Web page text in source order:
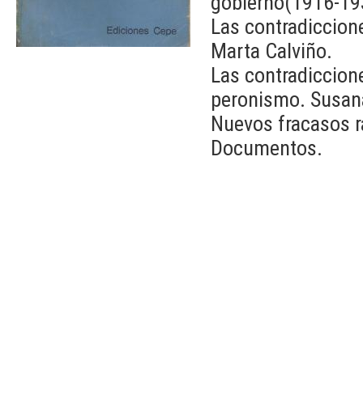
Las
Marta Calviño.
Las
peronismo.
Nuevos fracasos
Documentos.